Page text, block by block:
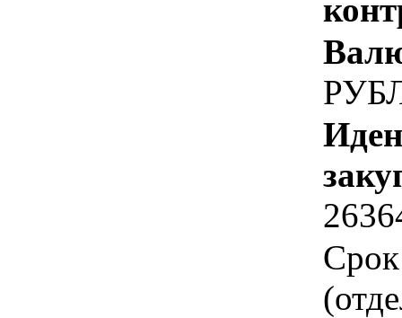
Срок